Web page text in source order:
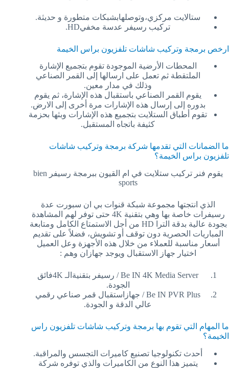
ستالايت مركزي،وتوصلهابشبكات متطورة و حديثة.
تركيب رسيفر عدسة مخفيHD.
ارخص برمجة وتركيب شاشات تلفزيون براس الخيمة
المحطات الأرضية الموجودة تقوم بتجميع الإشارة
الملتقطة ثم تعمل على ارسالها إلى القمر الصناعي
وذلك في مدار معين.
يقوم القمر الصناعي باستقبال هذه الإشارة، ثم يقوم
بدوره إلى إرسال هذه الإشارات مرة أخرى إلى الارض.
تقوم أطباق الستلايت بتجميع هذه الإشارات وبثها بحزمة
كثيفة باتجاه المستقبل.
ما الضمانات التي تقدمها شركة برمجة وتركيب شاشات
تلفزيون براس الخيمة؟
يقوم فنر تركيب ستلايت في ام القيون ببرمجة رسيفر bien
sports
الذي انتجتها مجموعة شبكة قنوات بي ان سبورت عدة
رسيفرات خاصة بها وهي بتقنية 4K حتى توفر لهم المشاهدة
بجودة عالية بدقة الترا HD من أجل الاستمتاع الكامل ومتابعة
المباريات الحصرية دون توقف أو تشويش، فضلاً على تقديم
أسعار مناسبة للعملاء من خلال هذه الأجهزة وعل العميل
اختيار جهاز الاستقبال ويوجد جهازان وهم :
Be IN 4K Media Server / رسيفر بتقنيةالـ 4Kفائق
الجودة.
Be IN PVR Plus / جهازاستقبال قمر صناعي رقمي
عالي الدقة و الجودة.
ما المهام التي تقوم بها برمجة وتركيب شاشات تلفزيون راس
الخيمة؟
أحدث تكنولوجيا تصنيع كاميرات التجسس والمراقبة.
يتميز هذا النوع من الكاميرات والذي توفره شركة